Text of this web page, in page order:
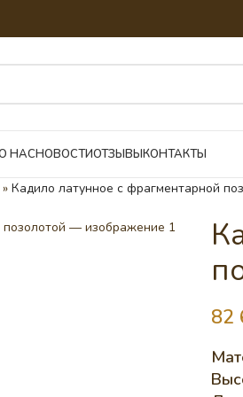
НАСНОВОСТИОТЗЫВЫКОНТАКТЫ
» Кадило латунное с фрагментарной
82